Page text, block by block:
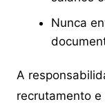
Nunca
A
recrutamento